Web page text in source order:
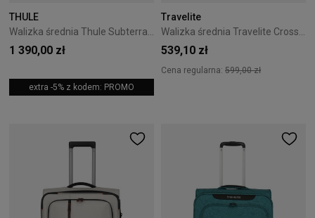
THULE
Walizka średnia Thule Subterra 63 cm czerwona
1 390,00 zł
extra -5% z kodem: PROMO
Travelite
Walizka średnia Travelite CrossLite 5.0 4K 66 cm Czarna
539,10 zł
Cena regularna: 599,00 zł